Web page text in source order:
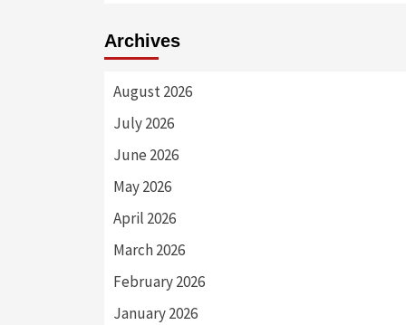
Archives
August 2026
July 2026
June 2026
May 2026
April 2026
March 2026
February 2026
January 2026